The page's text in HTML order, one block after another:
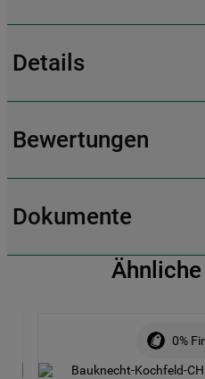
Details
Bewertungen
Dokumente
0%